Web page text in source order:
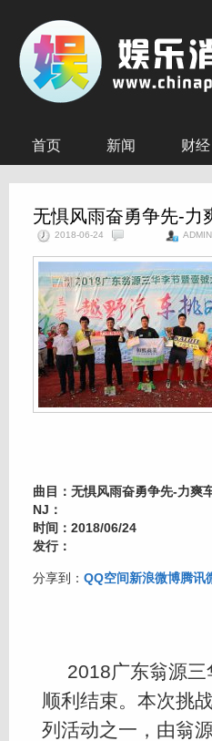
首页 新闻 财经
无惧风雨奋勇争先-力
2018-06-24 ADMIN
曲目：无惧风雨奋勇争先-力爽
NJ：
时间：2018/06/24
发行：
分享到： QQ空间新浪微博腾讯
2018广东翁源三
顺利结束。本次挑
列活动之一，由翁